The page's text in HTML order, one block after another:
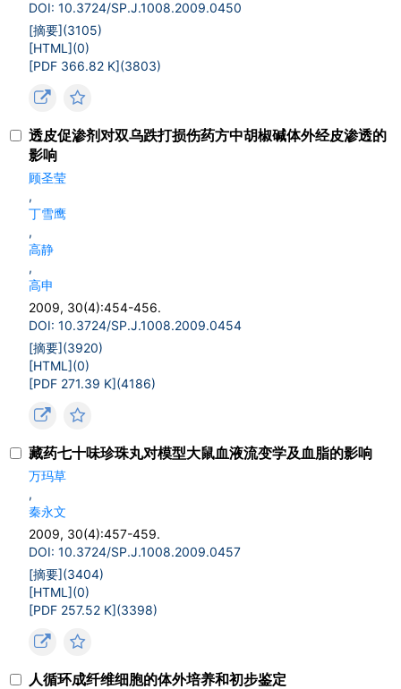
DOI: 10.3724/SP.J.1008.2009.0450
[摘要](3105)
[HTML](0)
[PDF 366.82 K](3803)
透皮促渗剂对双乌跌打损伤药方中胡椒碱体外经皮渗透的
影响
顾圣莹
,
丁雪鹰
,
高静
,
高申
2009, 30(4):454-456.
DOI: 10.3724/SP.J.1008.2009.0454
[摘要](3920)
[HTML](0)
[PDF 271.39 K](4186)
藏药七十味珍珠丸对模型大鼠血液流变学及血脂的影响
万玛草
,
秦永文
2009, 30(4):457-459.
DOI: 10.3724/SP.J.1008.2009.0457
[摘要](3404)
[HTML](0)
[PDF 257.52 K](3398)
人循环成纤维细胞的体外培养和初步鉴定